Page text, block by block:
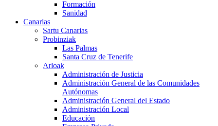
Formación
Sanidad
Canarias
Sartu Canarias
Probinziak
Las Palmas
Santa Cruz de Tenerife
Arloak
Administración de Justicia
Administración General de las Comunidades
Autónomas
Administración General del Estado
Administración Local
Educación